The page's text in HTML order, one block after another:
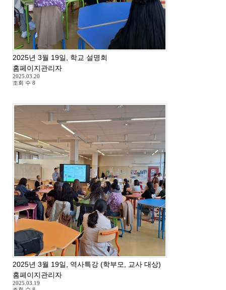
2025년 3월 19일, 학교 설명회
홈페이지관리자
2025.03.20
조회 수 8
2025년 3월 19일, 역사특강 (학부모, 교사 대상)
홈페이지관리자
2025.03.19